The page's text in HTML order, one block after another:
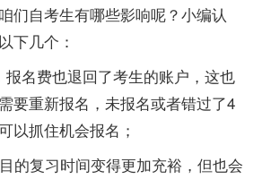
们自考生有哪些影响呢？小编认
下几个：
报名费也退回了考生的账户，这也
要重新报名，未报名或者错过了4
以抓住机会报名；
的复习时间变得更加充裕，但也会